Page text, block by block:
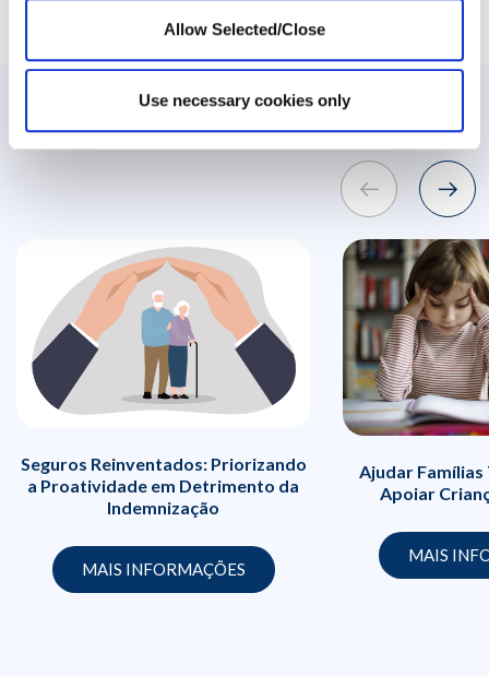
Allow Selected/Close
Use necessary cookies only
Postagens relacionadas
Seguros Reinventados: Priorizando
a Proatividade em Detrimento da
Indemnização
MAIS INFORMAÇÕES
Ajudar
Apoiar
MAIS